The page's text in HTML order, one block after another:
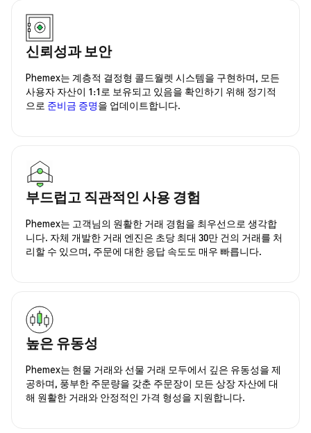
신뢰성과 보안
Phemex는 계층적 결정형 콜드월렛 시스템을 구현하며, 모든
사용자 자산이 1:1로 보유되고 있음을 확인하기 위해 정기적
으로 준비금 증명을 업데이트합니다.
부드럽고 직관적인 사용 경험
Phemex는 고객님의 원활한 거래 경험을 최우선으로 생각합
니다. 자체 개발한 거래 엔진은 초당 최대 30만 건의 거래를 처
리할 수 있으며, 주문에 대한 응답 속도도 매우 빠릅니다.
높은 유동성
Phemex는 현물 거래와 선물 거래 모두에서 깊은 유동성을 제
공하며, 풍부한 주문량을 갖춘 주문장이 모든 상장 자산에 대
해 원활한 거래와 안정적인 가격 형성을 지원합니다.